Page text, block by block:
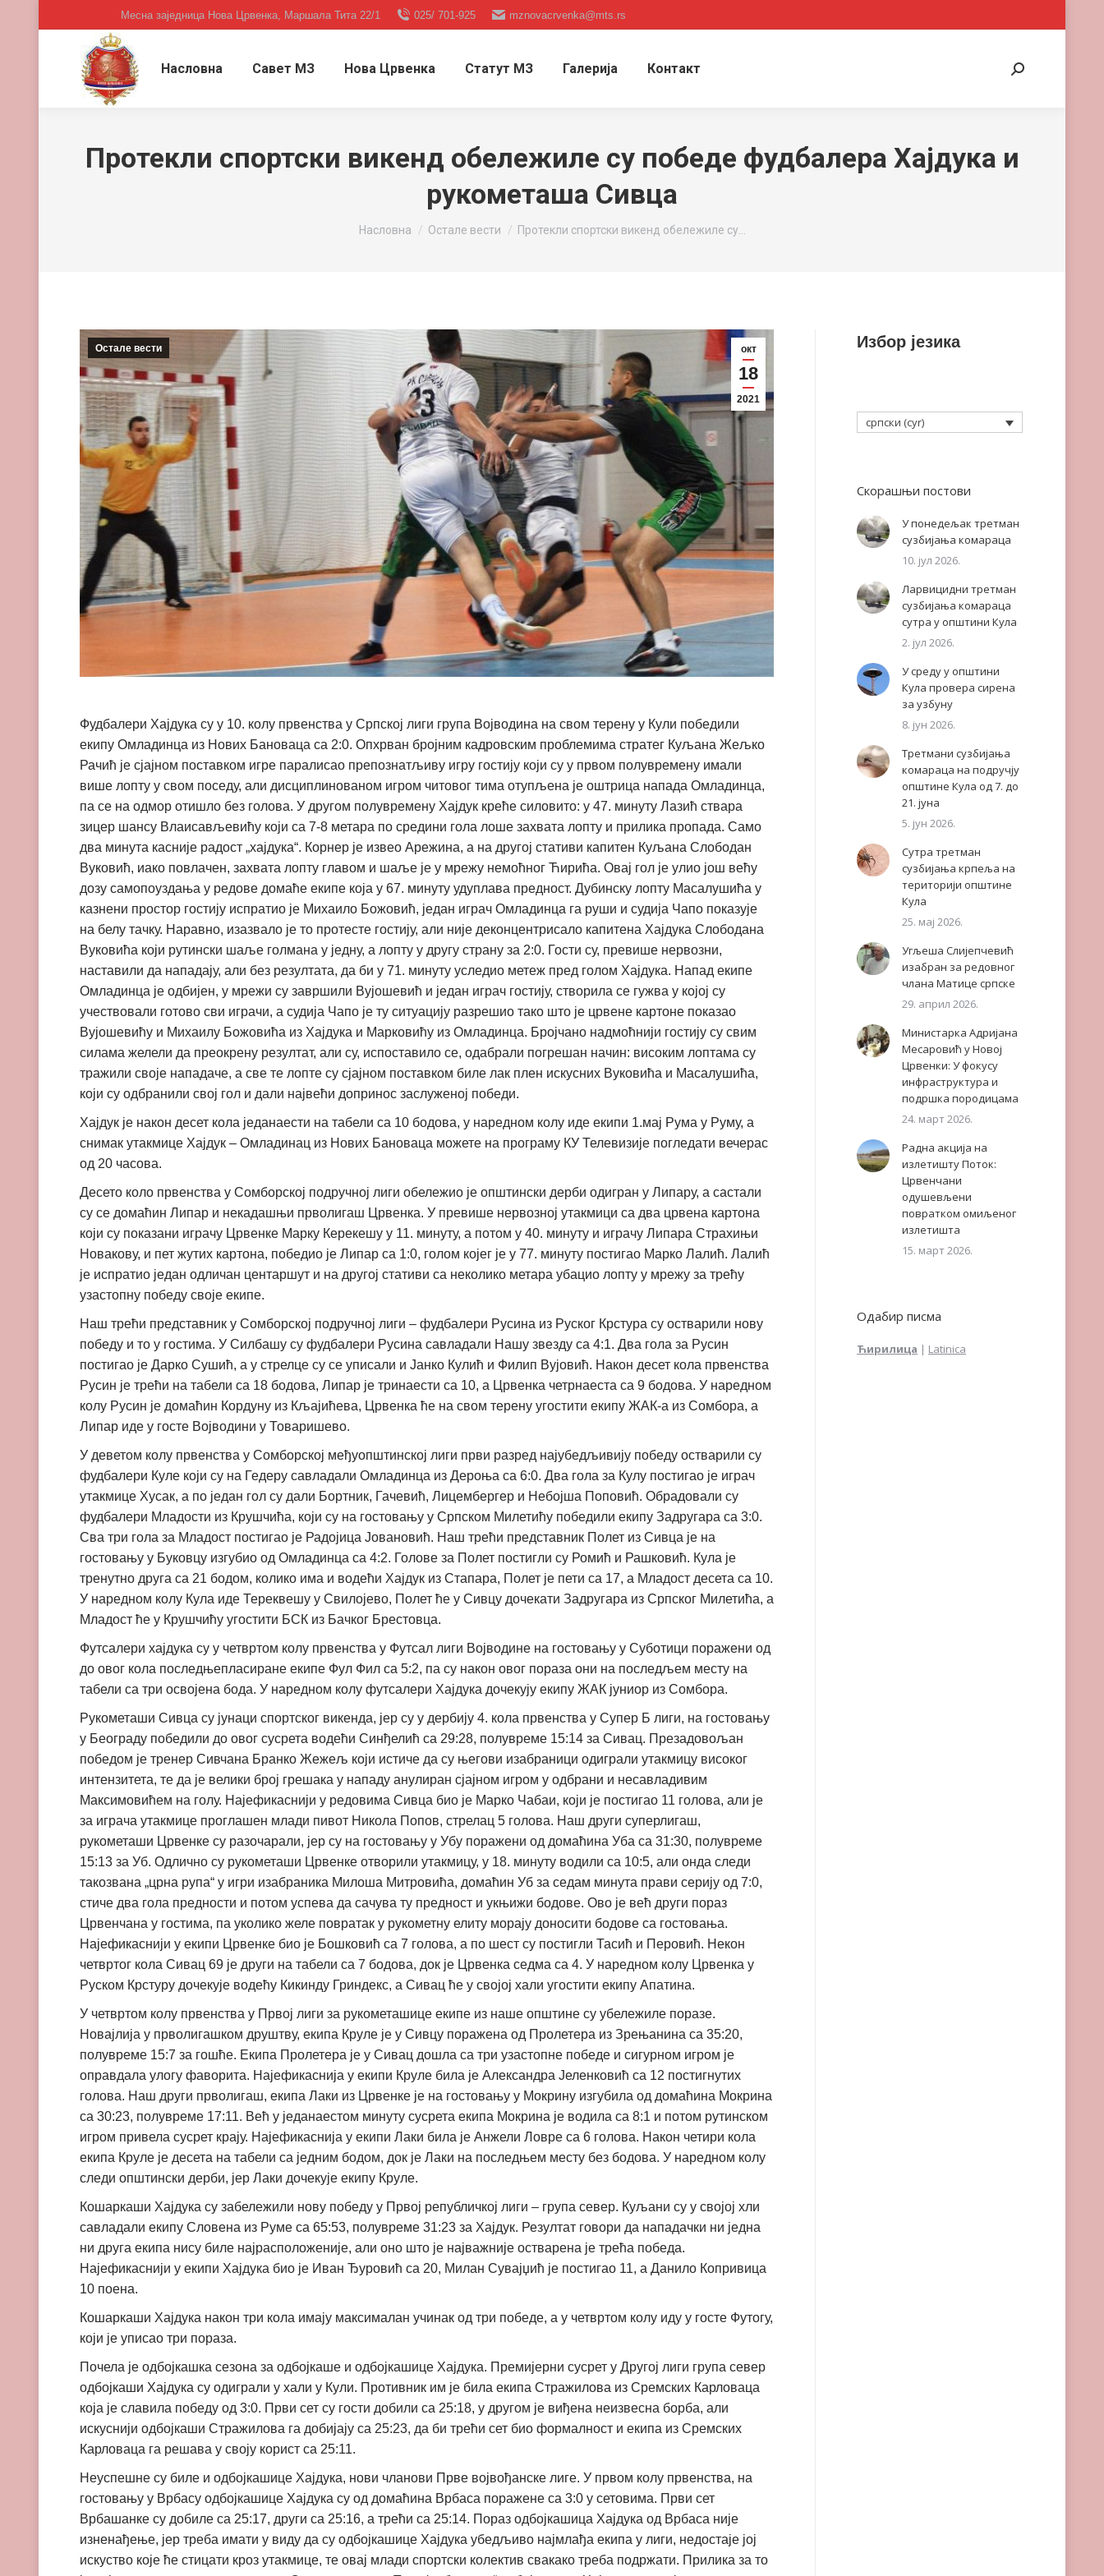
Месна заједница Нова Црвенка, Маршала Тита 22/1 025/ 701-925 mznovacrvenka@mts.rs
Насловна Савет МЗ Нова Црвенка Статут МЗ Галерија Контакт Search:
Протекли спортски викенд обележиле су победе фудбалера Хајдука и
рукометаша Сивца
You are here:
Насловна Остале вести Протекли спортски викенд обележиле су…
окт
18
2021
Остале вести
Фудбалери Хајдука су у 10. колу првенства у Српској лиги група Војводина на свом терену у Кули победили
екипу Омладинца из Нових Бановаца са 2:0. Опхрван бројним кадровским проблемима стратег Куљана Жељко
Рачић је сјајном поставком игре паралисао препознатљиву игру гостију који су у првом полувремену имали
више лопту у свом поседу, али дисциплинованом игром читовог тима отупљена је оштрица напада Омладинца,
па се на одмор отишло без голова. У другом полувремену Хајдук креће силовито: у 47. минуту Лазић ствара
зицер шансу Влаисављевићу који са 7-8 метара по средини гола лоше захвата лопту и прилика пропада. Само
два минута касније радост „хајдука“. Корнер је извео Арежина, а на другој стативи капитен Куљана Слободан
Вуковић, иако повлачен, захвата лопту главом и шаље је у мрежу немоћног Ћирића. Овај гол је улио још већу
дозу самопоуздања у редове домаће екипе која у 67. минуту удуплава предност. Дубинску лопту Масалушића у
казнени простор гостију испратио је Михаило Божовић, један играч Омладинца га руши и судија Чапо показује
на белу тачку. Наравно, изазвало је то протесте гостију, али није деконцентрисало капитена Хајдука Слободана
Вуковића који рутински шаље голмана у једну, а лопту у другу страну за 2:0. Гости су, превише нервозни,
наставили да нападају, али без резултата, да би у 71. минуту уследио метеж пред голом Хајдука. Напад екипе
Омладинца је одбијен, у мрежи су завршили Вујошевић и један играч гостију, створила се гужва у којој су
учествовали готово сви играчи, а судија Чапо је ту ситуацију разрешио тако што је црвене картоне показао
Вујошевићу и Михаилу Божовића из Хајдука и Марковићу из Омладинца. Бројчано надмоћнији гостију су свим
силама желели да преокрену резултат, али су, испоставило се, одабрали погрешан начин: високим лоптама су
тражили своје нападаче, а све те лопте су сјајном поставком биле лак плен искусних Вуковића и Масалушића,
који су одбранили свој гол и дали највећи допринос заслуженој победи.
Хајдук је након десет кола једанаести на табели са 10 бодова, у наредном колу иде екипи 1.мај Рума у Руму, а
снимак утакмице Хајдук – Омладинац из Нових Бановаца можете на програму КУ Телевизије погледати вечерас
од 20 часова.
Десето коло првенства у Сомборској подручној лиги обележио је општински дерби одигран у Липару, а састали
су се домаћин Липар и некадашњи прволигаш Црвенка. У превише нервозној утакмици са два црвена картона
који су показани играчу Црвенке Марку Керекешу у 11. минуту, а потом у 40. минуту и играчу Липара Страхињи
Новакову, и пет жутих картона, победио је Липар са 1:0, голом којег је у 77. минуту постигао Марко Лалић. Лалић
је испратио један одличан центаршут и на другој стативи са неколико метара убацио лопту у мрежу за трећу
узастопну победу своје екипе.
Наш трећи представник у Сомборској подручној лиги – фудбалери Русина из Руског Крстура су остварили нову
победу и то у гостима. У Силбашу су фудбалери Русина савладали Нашу звезду са 4:1. Два гола за Русин
постигао је Дарко Сушић, а у стрелце су се уписали и Јанко Кулић и Филип Вујовић. Након десет кола првенства
Русин је трећи на табели са 18 бодова, Липар је тринаести са 10, а Црвенка четрнаеста са 9 бодова. У наредном
колу Русин је домаћин Кордуну из Кљајићева, Црвенка ће на свом терену угостити екипу ЖАК-а из Сомбора, а
Липар иде у госте Војводини у Товаришево.
У деветом колу првенства у Сомборској међуопштинској лиги први разред најубедљивију победу остварили су
фудбалери Куле који су на Гедеру савладали Омладинца из Дероња са 6:0. Два гола за Кулу постигао је играч
утакмице Хусак, а по један гол су дали Бортник, Гачевић, Лицембергер и Небојша Поповић. Обрадовали су
фудбалери Младости из Крушчића, који су на гостовању у Српском Милетићу победили екипу Задругара са 3:0.
Сва три гола за Младост постигао је Радојица Јовановић. Наш трећи представник Полет из Сивца је на
гостовању у Буковцу изгубио од Омладинца са 4:2. Голове за Полет постигли су Ромић и Рашковић. Кула је
тренутно друга са 21 бодом, колико има и водећи Хајдук из Стапара, Полет је пети са 17, а Младост десета са 10.
У наредном колу Кула иде Тереквешу у Свилојево, Полет ће у Сивцу дочекати Задругара из Српског Милетића, а
Младост ће у Крушчићу угостити БСК из Бачког Брестовца.
Футсалери хајдука су у четвртом колу првенства у Футсал лиги Војводине на гостовању у Суботици поражени од
до овог кола последњепласиране екипе Фул Фил са 5:2, па су након овог пораза они на последљем месту на
табели са три освојена бода. У наредном колу футсалери Хајдука дочекују екипу ЖАК јуниор из Сомбора.
Рукометаши Сивца су јунаци спортског викенда, јер су у дербију 4. кола првенства у Супер Б лиги, на гостовању
у Београду победили до овог сусрета водећи Синђелић са 29:28, полувреме 15:14 за Сивац. Презадовољан
победом је тренер Сивчана Бранко Жежељ који истиче да су његови изабраници одиграли утакмицу високог
интензитета, те да је велики број грешака у нападу анулиран сјајном игром у одбрани и несавладивим
Максимовићем на голу. Најефикаснији у редовима Сивца био је Марко Чабаи, који је постигао 11 голова, али је
за играча утакмице проглашен млади пивот Никола Попов, стрелац 5 голова. Наш други суперлигаш,
рукометаши Црвенке су разочарали, јер су на гостовању у Убу поражени од домаћина Уба са 31:30, полувреме
15:13 за Уб. Одлично су рукометаши Црвенке отворили утакмицу, у 18. минуту водили са 10:5, али онда следи
такозвана „црна рупа“ у игри изабраника Милоша Митровића, домаћин Уб за седам минута прави серију од 7:0,
стиче два гола предности и потом успева да сачува ту предност и укњижи бодове. Ово је већ други пораз
Црвенчана у гостима, па уколико желе повратак у рукометну елиту морају доносити бодове са гостовања.
Најефикаснији у екипи Црвенке био је Бошковић са 7 голова, а по шест су постигли Тасић и Перовић. Некон
четвртог кола Сивац 69 је други на табели са 7 бодова, док је Црвенка седма са 4. У наредном колу Црвенка у
Руском Крстуру дочекује водећу Кикинду Гриндекс, а Сивац ће у својој хали угостити екипу Апатина.
У четвртом колу првенства у Првој лиги за рукометашице екипе из наше општине су убележиле поразе.
Новајлија у прволигашком друштву, екипа Круле је у Сивцу поражена од Пролетера из Зрењанина са 35:20,
полувреме 15:7 за гошће. Екипа Пролетера је у Сивац дошла са три узастопне победе и сигурном игром је
оправдала улогу фаворита. Најефикаснија у екипи Круле била је Александра Јеленковић са 12 постигнутих
голова. Наш други прволигаш, екипа Лаки из Црвенке је на гостовању у Мокрину изгубила од домаћина Мокрина
са 30:23, полувреме 17:11. Већ у једанаестом минуту сусрета екипа Мокрина је водила са 8:1 и потом рутинском
игром привела сусрет крају. Најефикаснија у екипи Лаки била је Анжели Ловре са 6 голова. Након четири кола
екипа Круле је десета на табели са једним бодом, док је Лаки на последњем месту без бодова. У наредном колу
следи општински дерби, јер Лаки дочекује екипу Круле.
Кошаркаши Хајдука су забележили нову победу у Првој републичкој лиги – група север. Куљани су у својој хли
савладали екипу Словена из Руме са 65:53, полувреме 31:23 за Хајдук. Резултат говори да нападачки ни једна
ни друга екипа нису биле најрасположеније, али оно што је најважније остварена је трећа победа.
Најефикаснији у екипи Хајдука био је Иван Ђуровић са 20, Милан Сувајџић је постигао 11, а Данило Копривица
10 поена.
Кошаркаши Хајдука након три кола имају максималан учинак од три победе, а у четвртом колу иду у госте Футогу,
који је уписао три пораза.
Почела је одбојкашка сезона за одбојкаше и одбојкашице Хајдука. Премијерни сусрет у Другој лиги група север
одбојкаши Хајдука су одиграли у хали у Кули. Противник им је била екипа Стражилова из Сремских Карловаца
која је славила победу од 3:0. Први сет су гости добили са 25:18, у другом је виђена неизвесна борба, али
искуснији одбојкаши Стражилова га добијају са 25:23, да би трећи сет био формалност и екипа из Сремских
Карловаца га решава у своју корист са 25:11.
Неуспешне су биле и одбојкашице Хајдука, нови чланови Прве војвођанске лиге. У првом колу првенства, на
гостовању у Врбасу одбојкашице Хајдука су од домаћина Врбаса поражене са 3:0 у сетовима. Први сет
Врбашанке су добиле са 25:17, други са 25:16, а трећи са 25:14. Пораз одбојкашица Хајдука од Врбаса није
изненађење, јер треба имати у виду да су одбојкашице Хајдука убедљиво најмлађа екипа у лиги, недостаје јој
искуство које ће стицати кроз утакмице, те овај млади спортски колектив свакако треба подржати. Прилика за то
Избор језика
српски (cyr)
Скорашњи постови
У понедељак третман
сузбијања комараца
10. јул 2026.
Ларвицидни третман
сузбијања комараца
сутра у општини Кула
2. јул 2026.
У среду у општини
Кула провера сирена
за узбуну
8. јун 2026.
Третмани сузбијања
комараца на подручју
општине Кула од 7. до
21. јуна
5. јун 2026.
Сутра третман
сузбијања крпеља на
територији општине
Кула
25. мај 2026.
Угљеша Слијепчевић
изабран за редовног
члана Матице српске
29. април 2026.
Министарка Адријана
Месаровић у Новој
Црвенки: У фокусу
инфраструктура и
подршка породицама
24. март 2026.
Радна акција на
излетишту Поток:
Црвенчани
одушевљени
повратком омиљеног
излетишта
15. март 2026.
Одабир писма
Ћирилица | Latinica